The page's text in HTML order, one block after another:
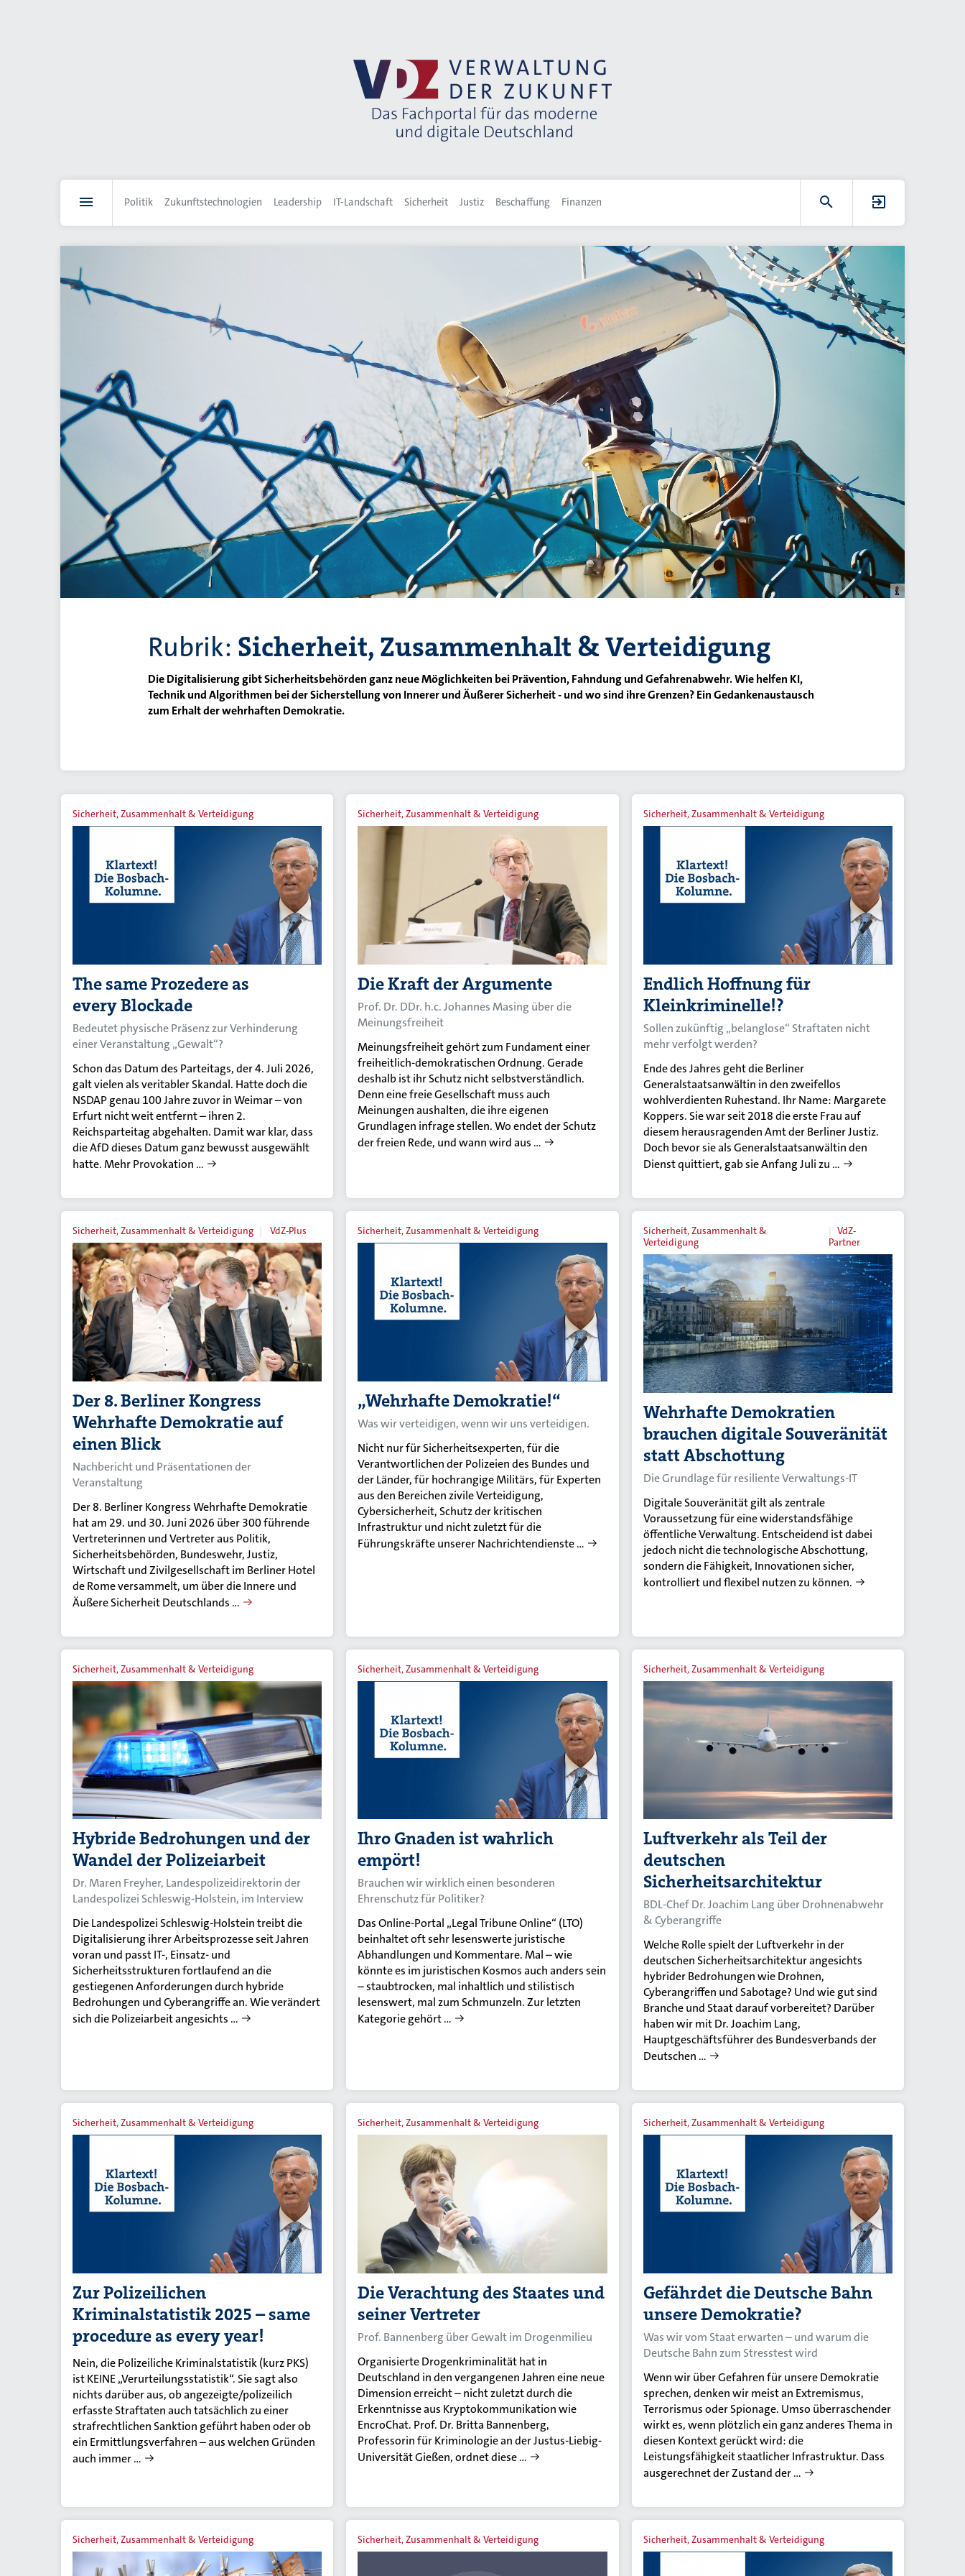
Politik Zukunftstechnologien Leadership IT-Landschaft Sicherheit Justiz Beschaffung Finanzen
Rubrik: Sicherheit, Zusammenhalt & Verteidigung
Die Digitalisierung gibt Sicherheitsbehörden ganz neue Möglichkeiten bei Prävention, Fahndung und Gefahrenabwehr. Wie helfen KI,
Technik und Algorithmen bei der Sicherstellung von Innerer und Äußerer Sicherheit - und wo sind ihre Grenzen? Ein Gedankenaustausch
zum Erhalt der wehrhaften Demokratie.
Sicherheit, Zusammenhalt & Verteidigung
The same Prozedere as
every Blockade
Bedeutet physische Präsenz zur Verhinderung
einer Veranstaltung „Gewalt“?
Schon das Datum des Parteitags, der 4. Juli 2026,
galt vielen als veritabler Skandal. Hatte doch die
NSDAP genau 100 Jahre zuvor in Weimar – von
Erfurt nicht weit entfernt – ihren 2.
Reichsparteitag abgehalten. Damit war klar, dass
die AfD dieses Datum ganz bewusst ausgewählt
hatte. Mehr Provokation …
Sicherheit, Zusammenhalt & Verteidigung
Die Kraft der Argumente
Prof. Dr. DDr. h.c. Johannes Masing über die
Meinungsfreiheit
Meinungsfreiheit gehört zum Fundament einer
freiheitlich-demokratischen Ordnung. Gerade
deshalb ist ihr Schutz nicht selbstverständlich.
Denn eine freie Gesellschaft muss auch
Meinungen aushalten, die ihre eigenen
Grundlagen infrage stellen. Wo endet der Schutz
der freien Rede, und wann wird aus …
Sicherheit, Zusammenhalt & Verteidigung
Endlich Hoffnung für
Kleinkriminelle!?
Sollen zukünftig „belanglose“ Straftaten nicht
mehr verfolgt werden?
Ende des Jahres geht die Berliner
Generalstaatsanwältin in den zweifellos
wohlverdienten Ruhestand. Ihr Name: Margarete
Koppers. Sie war seit 2018 die erste Frau auf
diesem herausragenden Amt der Berliner Justiz.
Doch bevor sie als Generalstaatsanwältin den
Dienst quittiert, gab sie Anfang Juli zu …
Sicherheit, Zusammenhalt & Verteidigung VdZ-Plus
Der 8. Berliner Kongress
Wehrhafte Demokratie auf
einen Blick
Nachbericht und Präsentationen der
Veranstaltung
Der 8. Berliner Kongress Wehrhafte Demokratie
hat am 29. und 30. Juni 2026 über 300 führende
Vertreterinnen und Vertreter aus Politik,
Sicherheitsbehörden, Bundeswehr, Justiz,
Wirtschaft und Zivilgesellschaft im Berliner Hotel
de Rome versammelt, um über die Innere und
Äußere Sicherheit Deutschlands …
Sicherheit, Zusammenhalt & Verteidigung
„Wehrhafte Demokratie!“
Was wir verteidigen, wenn wir uns verteidigen.
Nicht nur für Sicherheitsexperten, für die
Verantwortlichen der Polizeien des Bundes und
der Länder, für hochrangige Militärs, für Experten
aus den Bereichen zivile Verteidigung,
Cybersicherheit, Schutz der kritischen
Infrastruktur und nicht zuletzt für die
Führungskräfte unserer Nachrichtendienste …
Sicherheit, Zusammenhalt &
Verteidigung
VdZ-
Partner
Wehrhafte Demokratien
brauchen digitale Souveränität
statt Abschottung
Die Grundlage für resiliente Verwaltungs-IT
Digitale Souveränität gilt als zentrale
Voraussetzung für eine widerstandsfähige
öffentliche Verwaltung. Entscheidend ist dabei
jedoch nicht die technologische Abschottung,
sondern die Fähigkeit, Innovationen sicher,
kontrolliert und flexibel nutzen zu können.
Sicherheit, Zusammenhalt & Verteidigung
Hybride Bedrohungen und der
Wandel der Polizeiarbeit
Dr. Maren Freyher, Landespolizeidirektorin der
Landespolizei Schleswig-Holstein, im Interview
Die Landespolizei Schleswig-Holstein treibt die
Digitalisierung ihrer Arbeitsprozesse seit Jahren
voran und passt IT-, Einsatz- und
Sicherheitsstrukturen fortlaufend an die
gestiegenen Anforderungen durch hybride
Bedrohungen und Cyberangriffe an. Wie verändert
sich die Polizeiarbeit angesichts …
Sicherheit, Zusammenhalt & Verteidigung
Ihro Gnaden ist wahrlich
empört!
Brauchen wir wirklich einen besonderen
Ehrenschutz für Politiker?
Das Online-Portal „Legal Tribune Online“ (LTO)
beinhaltet oft sehr lesenswerte juristische
Abhandlungen und Kommentare. Mal – wie
könnte es im juristischen Kosmos auch anders sein
– staubtrocken, mal inhaltlich und stilistisch
lesenswert, mal zum Schmunzeln. Zur letzten
Kategorie gehört …
Sicherheit, Zusammenhalt & Verteidigung
Luftverkehr als Teil der
deutschen
Sicherheitsarchitektur
BDL-Chef Dr. Joachim Lang über Drohnenabwehr
& Cyberangriffe
Welche Rolle spielt der Luftverkehr in der
deutschen Sicherheitsarchitektur angesichts
hybrider Bedrohungen wie Drohnen,
Cyberangriffen und Sabotage? Und wie gut sind
Branche und Staat darauf vorbereitet? Darüber
haben wir mit Dr. Joachim Lang,
Hauptgeschäftsführer des Bundesverbands der
Deutschen …
Sicherheit, Zusammenhalt & Verteidigung
Zur Polizeilichen
Kriminalstatistik 2025 – same
procedure as every year!
Nein, die Polizeiliche Kriminalstatistik (kurz PKS)
ist KEINE „Verurteilungsstatistik“. Sie sagt also
nichts darüber aus, ob angezeigte/polizeilich
erfasste Straftaten auch tatsächlich zu einer
strafrechtlichen Sanktion geführt haben oder ob
ein Ermittlungsverfahren – aus welchen Gründen
auch immer …
Sicherheit, Zusammenhalt & Verteidigung
Die Verachtung des Staates und
seiner Vertreter
Prof. Bannenberg über Gewalt im Drogenmilieu
Organisierte Drogenkriminalität hat in
Deutschland in den vergangenen Jahren eine neue
Dimension erreicht – nicht zuletzt durch die
Erkenntnisse aus Kryptokommunikation wie
EncroChat. Prof. Dr. Britta Bannenberg,
Professorin für Kriminologie an der Justus-Liebig-
Universität Gießen, ordnet diese …
Sicherheit, Zusammenhalt & Verteidigung
Gefährdet die Deutsche Bahn
unsere Demokratie?
Was wir vom Staat erwarten – und warum die
Deutsche Bahn zum Stresstest wird
Wenn wir über Gefahren für unsere Demokratie
sprechen, denken wir meist an Extremismus,
Terrorismus oder Spionage. Umso überraschender
wirkt es, wenn plötzlich ein ganz anderes Thema in
diesen Kontext gerückt wird: die
Leistungsfähigkeit staatlicher Infrastruktur. Dass
ausgerechnet der Zustand der …
Sicherheit, Zusammenhalt & Verteidigung Sicherheit, Zusammenhalt & Verteidigung Sicherheit, Zusammenhalt & Verteidigung